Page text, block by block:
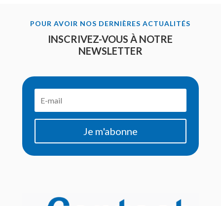
POUR AVOIR NOS DERNIÈRES ACTUALITÉS
INSCRIVEZ-VOUS À NOTRE
NEWSLETTER
Je m'abonne